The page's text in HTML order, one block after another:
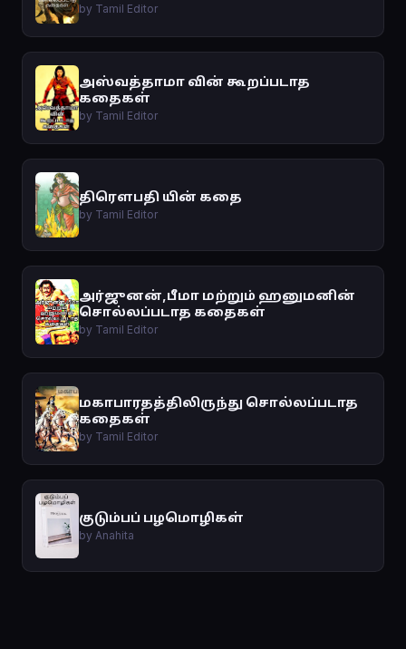
by Tamil Editor
அஸ்வத்தாமா வின் கூறப்படாத
கதைகள்
by Tamil Editor
திரௌபதி யின் கதை
by Tamil Editor
அர்ஜுனன்,பீமா மற்றும் ஹனுமனின்
சொல்லப்படாத கதைகள்
by Tamil Editor
மகாபாரதத்திலிருந்து சொல்லப்படாத
கதைகள்
by Tamil Editor
குடும்பப் பழமொழிகள்
by Anahita